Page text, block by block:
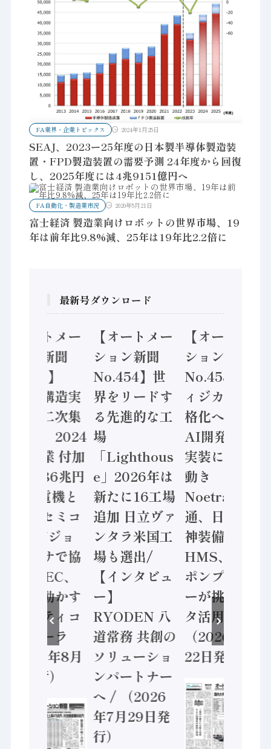
FA業界・企業トピックス 2024年1月25日
SEAJ、2023ー25年度の日本製半導体製造装
置・FPD製造装置の需要予測 24年度から回復
し、2025年度には4兆9151億円へ
FA自動化・製造業市況 2020年5月21日
富士経済 製造業向けロボットの世界市場、19
年は前年比9.8%減、25年は19年比2.2倍に
最新号ダウンロード
【オートメー
ション新聞
No.455】
「経済構造実
態調査二次集
計結果」2024
年製造業 付加
価値額86兆円
/ 三菱電機と
ソニーセミコ
ン AIビジョ
ンセンサで協
業 / IDEC、
安全に動かす
セーフティコ
ントローラ
（2026年8月
5日発行）
【オートメー
ション新聞
No.454】世
界をリードす
る先進的な工
場
「Lighthous
e」2026年は
新たに16工場
追加 日立ヴァ
ンタラ米国工
場も選出/
【インタビュ
ー】
RYODEN 八
道常務 共創の
ソリューショ
ンパートナー
へ / （2026
年7月29日発
行）
【オートメー
ション新聞
No.453】フ
ィジカルAI本
格化へ 国産
AI開発や社会
実装に活発な
動き
Noetra、富士
通、日立 / 兵
神装備 ×
HMS、老舗
ポンプメーカ
ーが挑むデー
タ活用 など
（2026年7月
22日発行）